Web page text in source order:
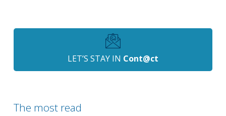
LET’S STAY IN Cont@ct
The most read